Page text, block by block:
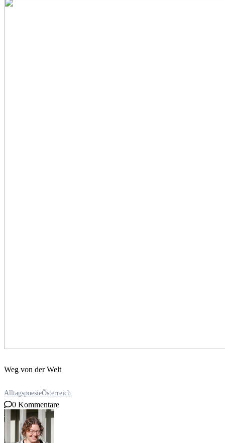
Weg von der Welt
AlltagspoesieÖsterreich
0 Kommentare